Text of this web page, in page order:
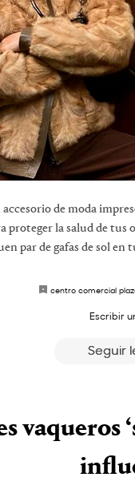
accesorio de moda
la salud de tus
par de gafas de sol en
centro comercial
Escribir
Seguir
vaqueros